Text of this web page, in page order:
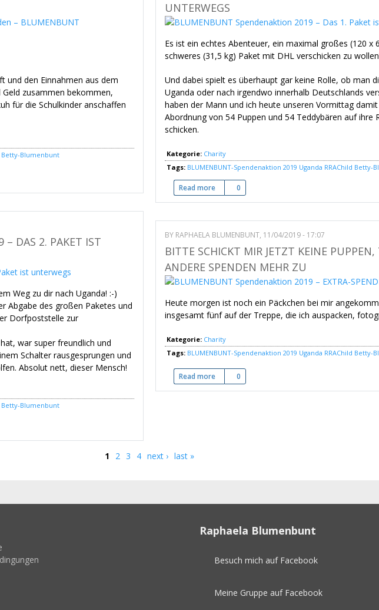
und den Einnahmen aus dem
zusammen bekommen,
für die Schulkinder anschaffen
Betty-Blumenbunt
– Eure großzügige Extra-Spendenbereitschaft
UNTERWEGS
Es ist ein echtes Abenteuer, ein maximal großes (120 x
schweres (31,5 kg) Paket mit DHL verschicken zu
Und dabei spielt es überhaupt gar keine Rolle, ob man
Uganda oder nach irgendwo innerhalb Deutschlands
haben der Mann und ich heute unseren Vormittag
Abordnung von 54 Puppen und 54 Teddybären auf ihre
schicken.
Kategorie: Charity
Tags: BLUMENBUNT-Spendenaktion 2019 Uganda RRAChild Betty-
Read moreabout BLUMENBUNT Spendenaktion 2019 – Das
0
DAS 2. PAKET IST
Weg zu dir nach Uganda! :-)
Abgabe des großen Paketes und
Dorfpoststelle zur
war super freundlich und
Schalter rausgesprungen und
Absolut nett, dieser Mensch!
Betty-Blumenbunt
– Das 2. Paket ist unterwegs
BY RAPHAELA BLUMENBUNT, 11/04/2019 - 17:07
BITTE SCHICKT MIR JETZT KEINE
ANDERE SPENDEN MEHR ZU
Heute morgen ist noch ein Päckchen bei mir
insgesamt fünf auf der Treppe, die ich auspacken,
Kategorie: Charity
Tags: BLUMENBUNT-Spendenaktion 2019 Uganda RRAChild Betty-
Read moreabout BITTE SCHICKT MIR JETZT KEINE PUPPEN,
0
1 2 3 4 next › last »
Raphaela Blumenbunt
Besuch mich auf Facebook
Meine Gruppe auf Facebook